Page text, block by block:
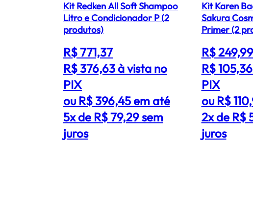
Kit Redken All Soft Shampoo
Litro e Condicionador P (2
produtos)
R$ 771,37
R$ 376,63à vista no
PIX
ou R$ 396,45 em até
5x de R$ 79,29 sem
juros
Kit Karen
Sakura
Primer (2
R$ 249,99
R$ 105,36
PIX
ou R$
2x de R$
juros